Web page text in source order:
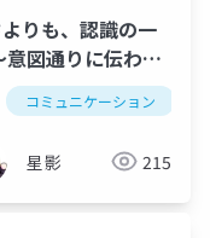
りも、認識の一
コミュニケーション
星影 215